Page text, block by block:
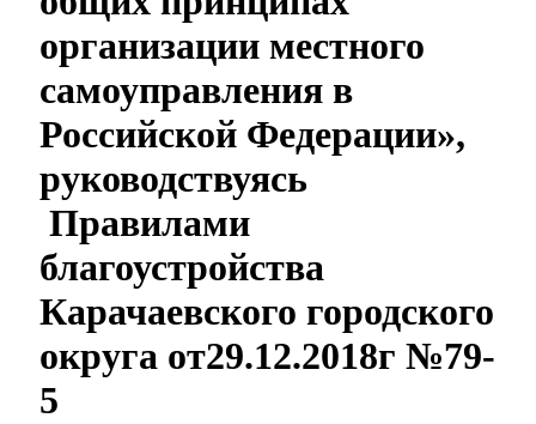
организации местного
самоуправления в
Российской Федерации»,
руководствуясь
Правилами
благоустройства
Карачаевского городского
округа от29.12.2018г №79-
5